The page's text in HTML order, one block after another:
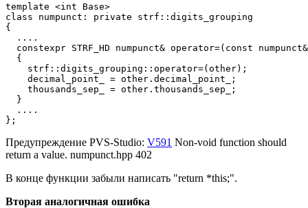
template <int Base>
class numpunct: private strf::digits_grouping
{
  ....
constexpr STRF_HD numpunct& operator=(const
  {
    strf::digits_grouping::operator=(other);
    decimal_point_ = other.decimal_point_;
    thousands_sep_ = other.thousands_sep_;
  }
  ....
};
Предупреждение PVS-Studio: V591 Non-void function should
return a value. numpunct.hpp 402
В конце функции забыли написать "return *this;".
Вторая аналогичная ошибка